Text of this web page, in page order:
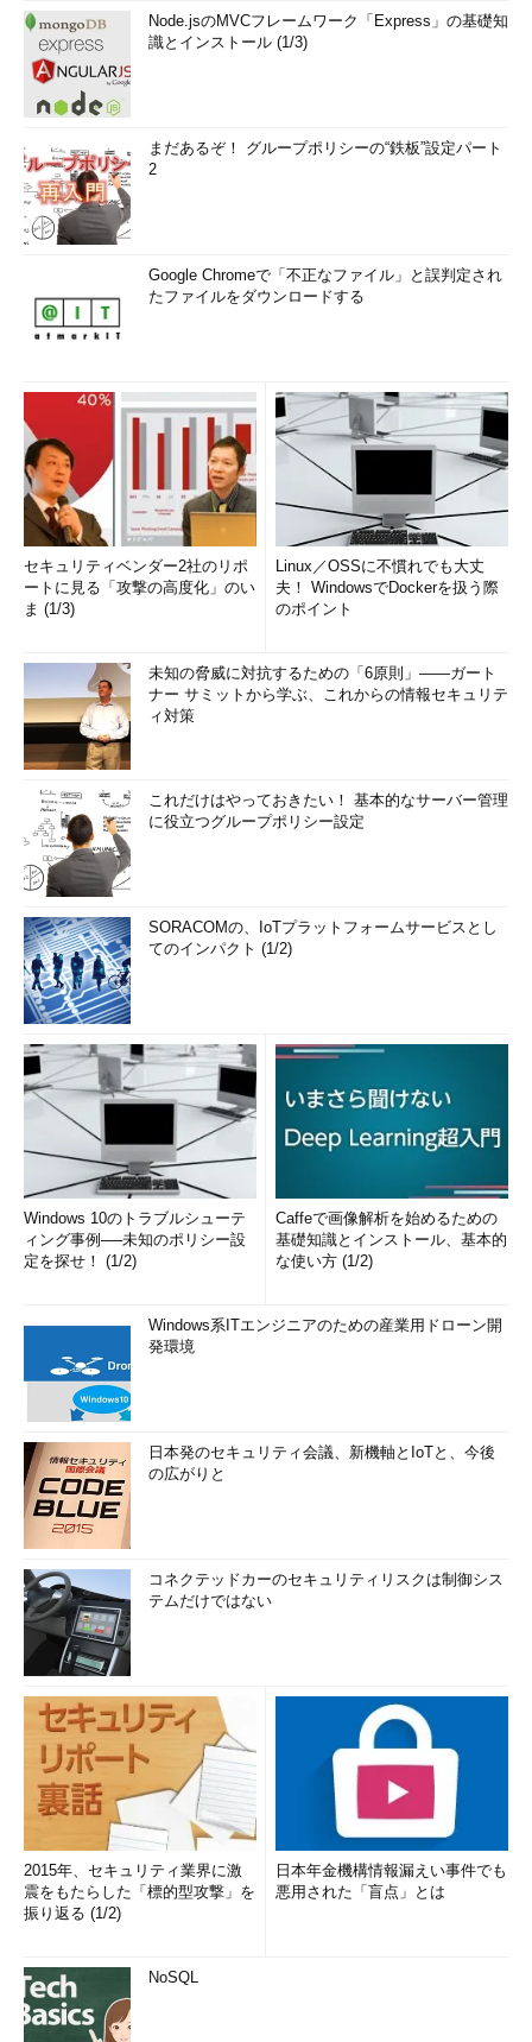
Node.jsのMVCフレームワーク「Express」の基礎知
識とインストール (1/3)
まだあるぞ！ グループポリシーの“鉄板”設定パート
2
Google Chromeで「不正なファイル」と誤判定され
たファイルをダウンロードする
セキュリティベンダー2社のリポ
ートに見る「攻撃の高度化」のい
ま (1/3)
Linux／OSSに不慣れでも大丈
夫！ WindowsでDockerを扱う際
のポイント
未知の脅威に対抗するための「6原則」――ガート
ナー サミットから学ぶ、これからの情報セキュリテ
ィ対策
これだけはやっておきたい！ 基本的なサーバー管理
に役立つグループポリシー設定
SORACOMの、IoTプラットフォームサービスとし
てのインパクト (1/2)
Windows 10のトラブルシューテ
ィング事例──未知のポリシー設
定を探せ！ (1/2)
Caffeで画像解析を始めるための
基礎知識とインストール、基本的
な使い方 (1/2)
Windows系ITエンジニアのための産業用ドローン開
発環境
日本発のセキュリティ会議、新機軸とIoTと、今後
の広がりと
コネクテッドカーのセキュリティリスクは制御シス
テムだけではない
2015年、セキュリティ業界に激
震をもたらした「標的型攻撃」を
振り返る (1/2)
日本年金機構情報漏えい事件でも
悪用された「盲点」とは
NoSQL